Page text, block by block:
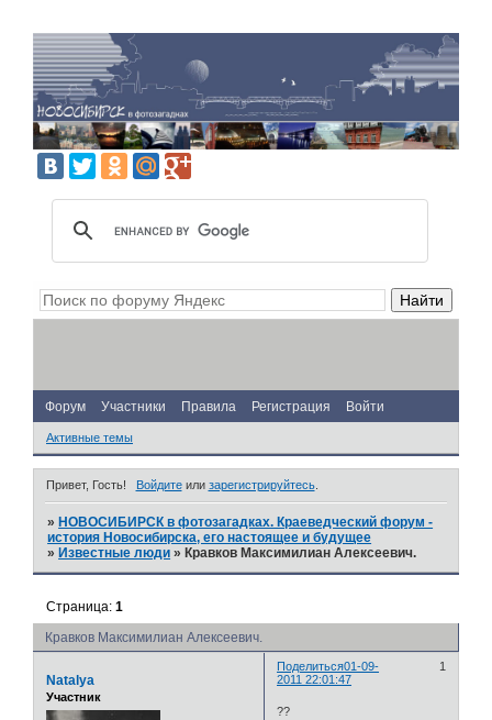
Форум Участники Правила Регистрация Войти
Активные темы
Привет, Гость! Войдитеили зарегистрируйтесь.
» НОВОСИБИРСК в фотозагадках. Краеведческий форум -
история Новосибирска, его настоящее и будущее
» Известные люди » Кравков Максимилиан Алексеевич.
Кравков Максимилиан Алексеевич.
Страница:1
Поделиться 1
01-09-
2011 22:01:47
Natalya
Участник
??